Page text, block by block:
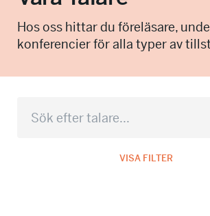
info@talkingminds.se
Hos oss hittar du föreläsare,
konferencier för alla typer av
VISA FILTER